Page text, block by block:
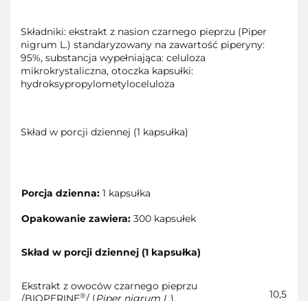
Składniki: ekstrakt z nasion czarnego pieprzu (Piper
nigrum L.) standaryzowany na zawartość piperyny:
95%, substancja wypełniająca: celuloza
mikrokrystaliczna, otoczka kapsułki:
hydroksypropylometyloceluloza
Skład w porcji dziennej (1 kapsułka)
Porcja dzienna: 1 kapsułka
Opakowanie zawiera: 300 kapsułek
Skład w porcji dziennej (1 kapsułka)
Ekstrakt z owoców czarnego pieprzu
®
10,5